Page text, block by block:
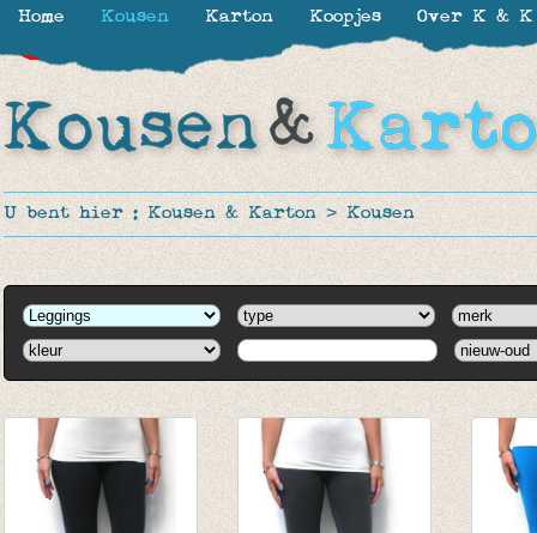
U bent hier : Kousen & Karton > Kousen
Home Kousen Karton Koopjes Over K & K